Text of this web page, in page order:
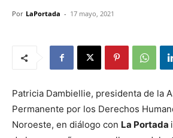
Por LaPortada - 17 mayo, 2021
Patricia Dambiellie, presidenta de la
Permanente por los Derechos
Noroeste, en diálogo con La Portada